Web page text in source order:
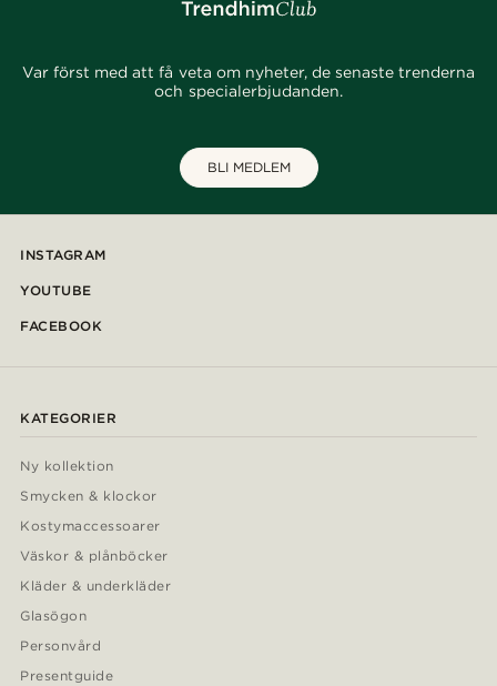
Var först med att få veta om nyheter, de senaste trenderna
och specialerbjudanden.
BLI MEDLEM
INSTAGRAM
YOUTUBE
FACEBOOK
KATEGORIER
Ny kollektion
Smycken & klockor
Kostymaccessoarer
Väskor & plånböcker
Kläder & underkläder
Glasögon
Personvård
Presentguide